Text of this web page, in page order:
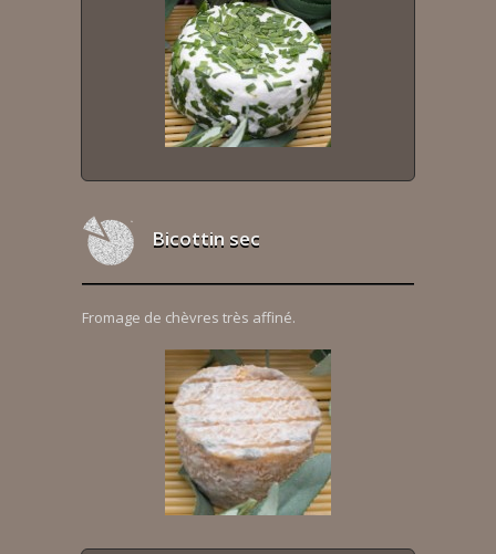
Bicottin sec
Fromage de chèvres très affiné.